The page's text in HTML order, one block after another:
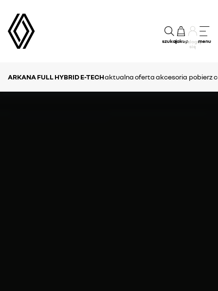
szukajzakupZaloguj
się
menu
ARKANA FULL HYBRID E-TECHaktualna ofertaakcesoria pobierz